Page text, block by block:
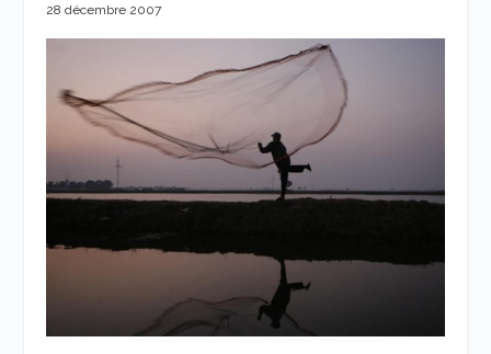
28 décembre 2007